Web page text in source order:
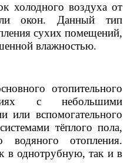
холодного воздуха от
окон. Данный тип
сухих помещений,
влажностью.
отопительного
с небольшими
или вспомогательного
тёплого пола,
водяного отопления.
в однотрубную, так и в